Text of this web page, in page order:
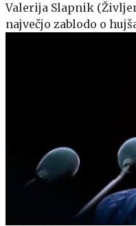
Valerija Slapnik
največjo zablodo o